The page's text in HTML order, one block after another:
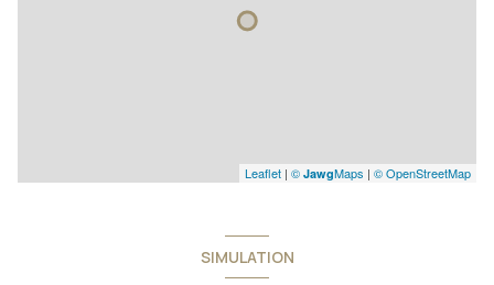
Leaflet | © JawgMaps | © OpenStreetMap
SIMULATION